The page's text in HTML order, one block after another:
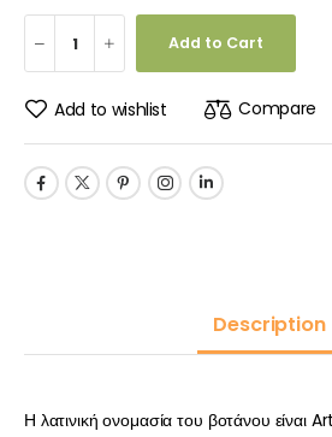
Add to Cart
Add to wishlist Compare
Description
Η λατινική ονομασία του βοτάνου